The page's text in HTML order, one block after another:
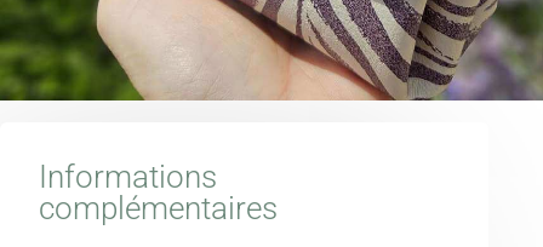
Informations
complémentaires